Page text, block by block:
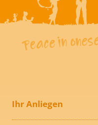
Ihr Anliegen